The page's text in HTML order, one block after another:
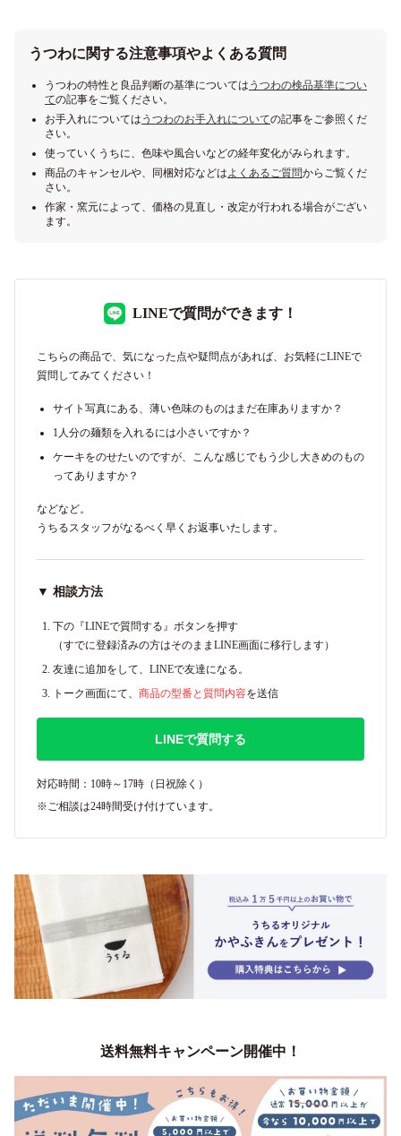
うつわに関する注意事項やよくある質問
うつわの特性と良品判断の基準については うつわの検品基準につい
ての記事をご覧ください。
お手入れについては うつわのお手入れについての記事をご参照くだ
さい。
使っていくうちに、色味や風合いなどの経年変化がみられます。
商品のキャンセルや、同梱対応などはよくあるご質問からご覧くだ
さい。
作家・窯元によって、価格の見直し・改定が行われる場合がござい
ます。
LINEで質問ができます！
こちらの商品で、気になった点や疑問点があれば、お気軽にLINEで
質問してみてください！
サイト写真にある、薄い色味のものはまだ在庫ありますか？
1人分の麺類を入れるには小さいですか？
ケーキをのせたいのですが、こんな感じでもう少し大きめのもの
ってありますか？
などなど。
うちるスタッフがなるべく早くお返事いたします。
▼ 相談方法
下の『LINEで質問する』ボタンを押す
（すでに登録済みの方はそのままLINE画面に移行します）
友達に追加をして、LINEで友達になる。
トーク画面にて、 商品の型番と質問内容を送信
LINEで質問する
対応時間：10時～17時（日祝除く）
※ご相談は24時間受け付けています。
送料無料キャンペーン開催中！